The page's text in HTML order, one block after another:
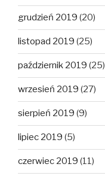
grudzień 2019 (20)
listopad 2019 (25)
październik 2019 (25)
wrzesień 2019 (27)
sierpień 2019 (9)
lipiec 2019 (5)
czerwiec 2019 (11)